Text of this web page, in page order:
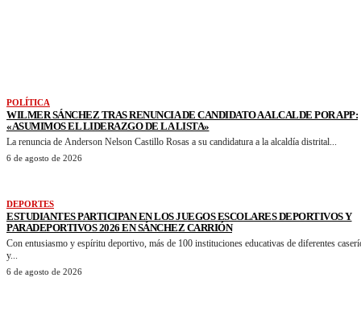
POLÍTICA
WILMER SÁNCHEZ TRAS RENUNCIA DE CANDIDATO A ALCALDE POR APP:
«ASUMIMOS EL LIDERAZGO DE LA LISTA»
La renuncia de Anderson Nelson Castillo Rosas a su candidatura a la alcaldía distrital...
6 de agosto de 2026
DEPORTES
ESTUDIANTES PARTICIPAN EN LOS JUEGOS ESCOLARES DEPORTIVOS Y
PARADEPORTIVOS 2026 EN SÁNCHEZ CARRIÓN
Con entusiasmo y espíritu deportivo, más de 100 instituciones educativas de diferentes
y...
6 de agosto de 2026